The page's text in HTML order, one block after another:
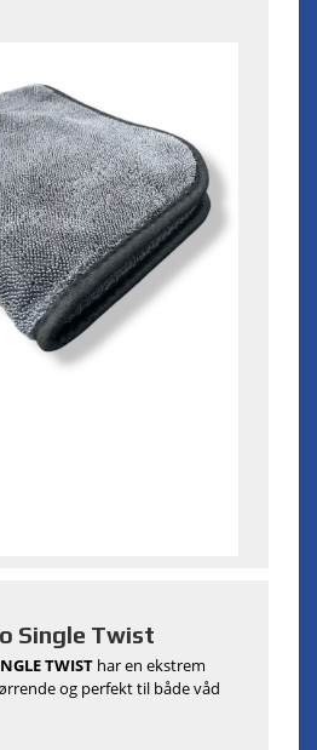
Single Twist
TWIST har en ekstrem
og perfekt til både våd